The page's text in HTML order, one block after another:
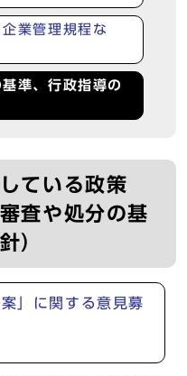
業管理規程な
準、行政指導の
ている政策
査や処分の基
）
」に関する意見募